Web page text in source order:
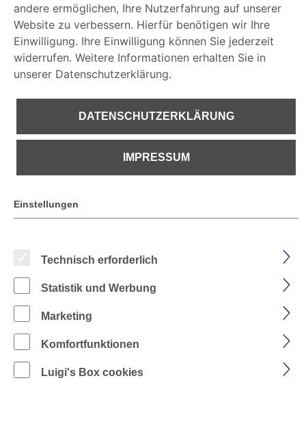
Art.-Nr.: 2207 8340 | Form: 2207
€ 139,11
KÜBLER REFLECTIQ T-Shirt
IMPRESSUM
andere ermöglichen, Ihre Nutzerfahrung auf unserer
Website zu verbessern. Hierfür benötigen wir Ihre
Einwilligung. Ihre Einwilligung können Sie jederzeit
widerrufen. Weitere Informationen erhalten Sie in
unserer Datenschutzerklärung.
DATENSCHUTZERKLÄRUNG
IMPRESSUM
Einstellungen
Technisch erforderlich
Statistik und Werbung
Marketing
Komfortfunktionen
Luigi's Box cookies